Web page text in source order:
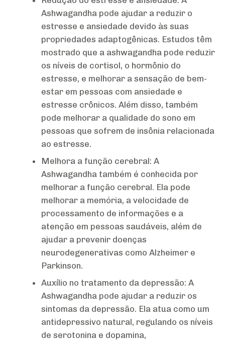
Ashwagandha pode ajudar a reduzir o
estresse e ansiedade devido às suas
propriedades adaptogênicas. Estudos têm
mostrado que a ashwagandha pode reduzir
os níveis de cortisol, o hormônio do
estresse, e melhorar a sensação de bem-
estar em pessoas com ansiedade e
estresse crônicos. Além disso, também
pode melhorar a qualidade do sono em
pessoas que sofrem de insônia relacionada
ao estresse.
Melhora a função cerebral: A
Ashwagandha também é conhecida por
melhorar a função cerebral. Ela pode
melhorar a memória, a velocidade de
processamento de informações e a
atenção em pessoas saudáveis, além de
ajudar a prevenir doenças
neurodegenerativas como Alzheimer e
Parkinson.
Auxílio no tratamento da depressão: A
Ashwagandha pode ajudar a reduzir os
sintomas da depressão. Ela atua como um
antidepressivo natural, regulando os níveis
de serotonina e dopamina,